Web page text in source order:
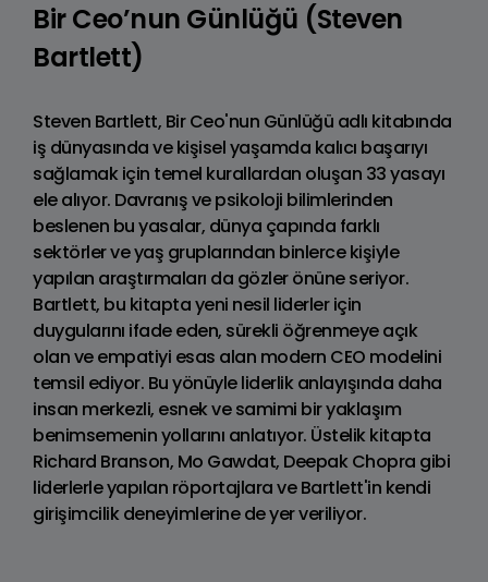
Bir Ceo’nun Günlüğü (Steven
Bartlett)
Steven Bartlett, Bir Ceo'nun Günlüğü adlı kitabında
iş dünyasında ve kişisel yaşamda kalıcı başarıyı
sağlamak için temel kurallardan oluşan 33 yasayı
ele alıyor. Davranış ve psikoloji bilimlerinden
beslenen bu yasalar, dünya çapında farklı
sektörler ve yaş gruplarından binlerce kişiyle
yapılan araştırmaları da gözler önüne seriyor.
Bartlett, bu kitapta yeni nesil liderler için
duygularını ifade eden, sürekli öğrenmeye açık
olan ve empatiyi esas alan modern CEO modelini
temsil ediyor. Bu yönüyle liderlik anlayışında daha
insan merkezli, esnek ve samimi bir yaklaşım
benimsemenin yollarını anlatıyor. Üstelik kitapta
Richard Branson, Mo Gawdat, Deepak Chopra gibi
liderlerle yapılan röportajlara ve Bartlett'in kendi
girişimcilik deneyimlerine de yer veriliyor.